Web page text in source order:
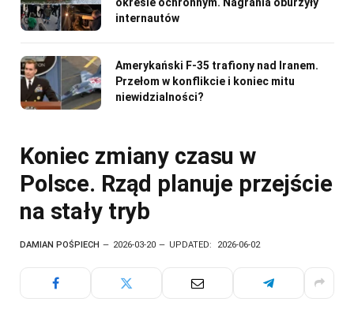
internautów
Amerykański F-35 trafiony nad Iranem.
Przełom w konflikcie i koniec mitu
niewidzialności?
Koniec zmiany czasu w
Polsce. Rząd planuje przejście
na stały tryb
DAMIAN POŚPIECH 2026-03-20 UPDATED: 2026-06-02